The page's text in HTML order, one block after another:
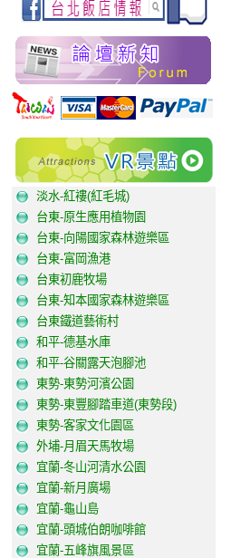
淡水-紅褸(紅毛城)
台東-原生應用植物園
台東-向陽國家森林遊樂區
台東-富岡漁港
台東初鹿牧場
台東-知本國家森林遊樂區
台東鐵道藝術村
和平-德基水庫
和平-谷關露天泡腳池
東勢-東勢河濱公園
東勢-東豐腳踏車道(東勢段)
東勢-客家文化園區
外埔-月眉天馬牧場
宜蘭-冬山河清水公園
宜蘭-新月廣場
宜蘭-龜山島
宜蘭-頭城伯朗咖啡館
宜蘭-五峰旗風景區